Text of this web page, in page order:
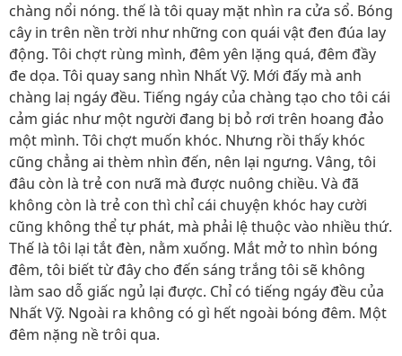
chàng nổi nóng. thế là tôi quay mặt nhìn ra cửa sổ. Bóng
cây in trên nền trời như những con quái vật đen đúa lay
động. Tôi chợt rùng mình, đêm yên lặng quá, đêm đầy
đe dọa. Tôi quay sang nhìn Nhất Vỹ. Mới đấy mà anh
chàng laị ngáy đều. Tiếng ngáy của chàng tạo cho tôi cái
cảm giác như một người đang bị bỏ rơi trên hoang đảo
một mình. Tôi chợt muốn khóc. Nhưng rồi thấy khóc
cũng chẳng ai thèm nhìn đến, nên lại ngưng. Vâng, tôi
đâu còn là trẻ con nưã mà được nuông chiều. Và đã
không còn là trẻ con thì chỉ cái chuyện khóc hay cười
cũng không thể tự phát, mà phải lệ thuộc vào nhiều thứ.
Thế là tôi lại tắt đèn, nằm xuống. Mắt mở to nhìn bóng
đêm, tôi biết từ đây cho đến sáng trắng tôi sẽ không
làm sao dỗ giấc ngủ lại được. Chỉ có tiếng ngáy đều của
Nhất Vỹ. Ngoài ra không có gì hết ngoài bóng đêm. Một
đêm nặng nề trôi qua.